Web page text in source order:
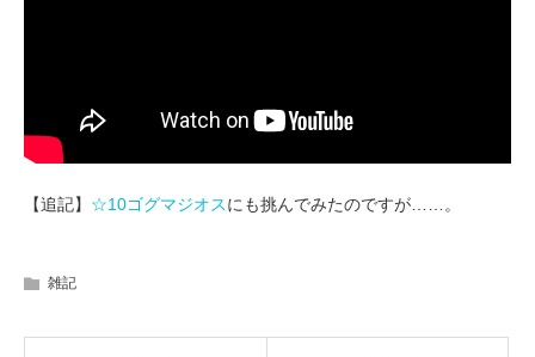
【追記】 ☆10ゴグマジオスにも挑んでみたのですが……。
雑記